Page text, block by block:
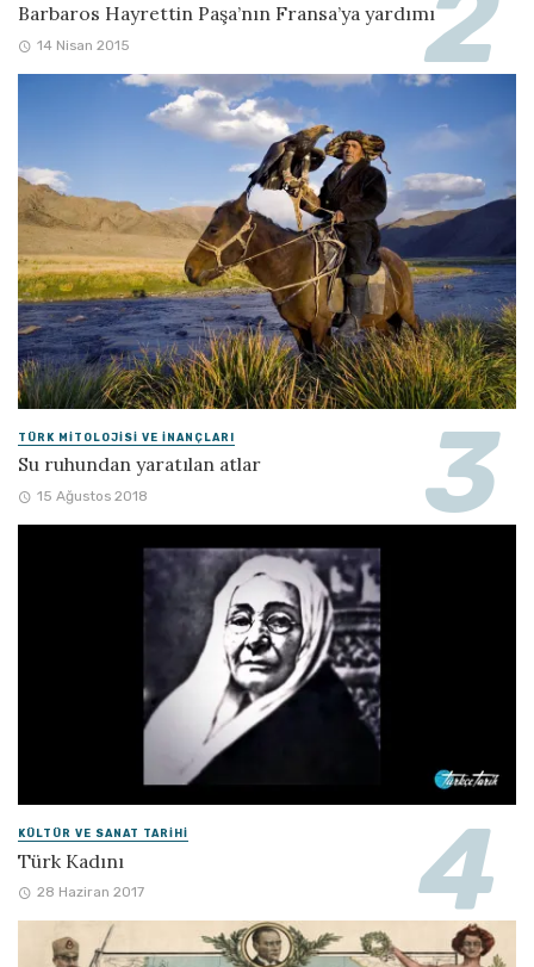
Barbaros Hayrettin Paşa’nın Fransa’ya yardımı
14 Nisan 2015
TÜRK MITOLOJISI VE İNANÇLARI
Su ruhundan yaratılan atlar
15 Ağustos 2018
KÜLTÜR VE SANAT TARIHI
Türk Kadını
28 Haziran 2017